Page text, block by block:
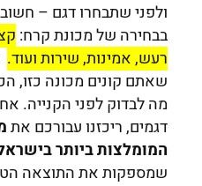
ולפני שתבחרו דגם –
בבחירה של מכונת קרח:
רעש, אמינות, שירות ועוד.
שאתם קונים מכונה כזו,
מה לבדוק לפני הקנייה.
דגמים, ריכזנו עבורכם את
המומלצות ביותר בישראל
שמספקות את התוצאה